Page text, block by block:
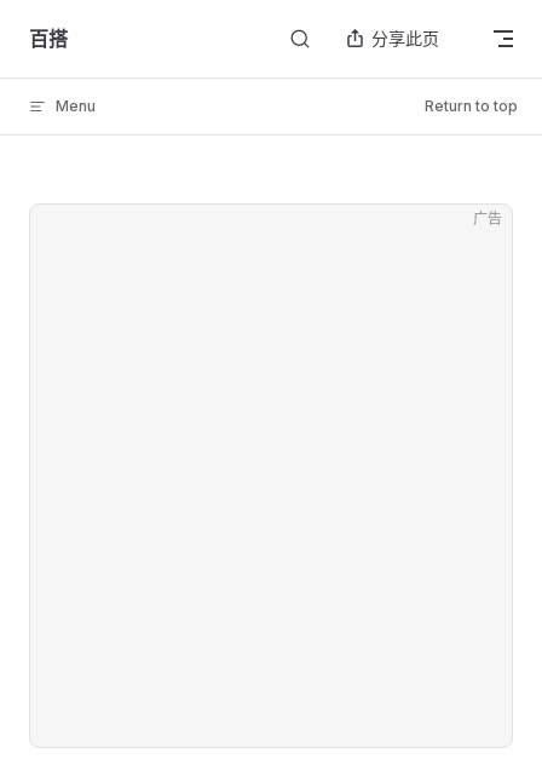
Skip to content
百搭 分享此页
Menu Return to top
广告